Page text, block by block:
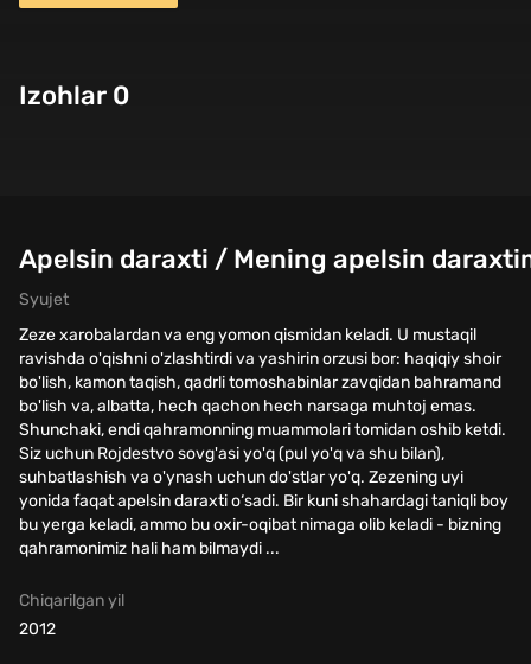
Izohlar 0
Apelsin daraxti / Mening apelsin
Syujet
Zeze xarobalardan va eng yomon qismidan keladi. U mustaqil
ravishda o'qishni o'zlashtirdi va yashirin orzusi bor: haqiqiy shoir
bo'lish, kamon taqish, qadrli tomoshabinlar zavqidan bahramand
bo'lish va, albatta, hech qachon hech narsaga muhtoj emas.
Shunchaki, endi qahramonning muammolari tomidan oshib ketdi.
Siz uchun Rojdestvo sovg'asi yo'q (pul yo'q va shu bilan),
suhbatlashish va o'ynash uchun do'stlar yo'q. Zezening uyi
yonida faqat apelsin daraxti o‘sadi. Bir kuni shahardagi taniqli boy
bu yerga keladi, ammo bu oxir-oqibat nimaga olib keladi - bizning
qahramonimiz hali ham bilmaydi ...
Chiqarilgan yil
2012